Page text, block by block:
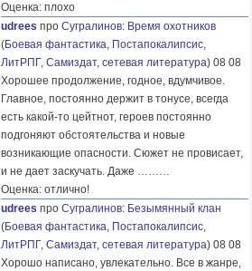
Оценка: плохо
udrees про Сугралинов: Время охотников
(Боевая фантастика, Постапокалипсис,
ЛитРПГ, Самиздат, сетевая литература) 08 08
Хорошее продолжение, годное, вдумчивое.
Главное, постоянно держит в тонусе, всегда
есть какой-то цейтнот, героев постоянно
подгоняют обстоятельства и новые
возникающие опасности. Сюжет не провисает,
и не дает заскучать. Даже ………
Оценка: отлично!
udrees про Сугралинов: Безымянный клан
(Боевая фантастика, Постапокалипсис,
ЛитРПГ, Самиздат, сетевая литература) 08 08
Хорошо написано, увлекательно. Все в жанре,